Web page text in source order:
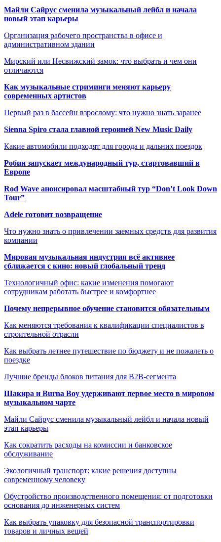
Майли Сайрус сменила музыкальный лейбл и начала
новый этап карьеры
Организация рабочего пространства в офисе и
административном здании
Мирский или Несвижский замок: что выбрать и чем они
отличаются
Как музыкальные стриминги меняют карьеру
современных артистов
Первый раз в бассейн взрослому: что нужно знать заранее
Sienna Spiro стала главной героиней New Music Daily
Какие автомобили подходят для города и дальних поездок
Робин запускает международный тур, стартовавший в
Европе
Rod Wave анонсировал масштабный тур “Don’t Look Down
Tour”
Adele готовит возвращение
Что нужно знать о привлечении заемных средств для развития
компании
Мировая музыкальная индустрия всё активнее
сближается с кино: новый глобальный тренд
Технологичный офис: какие изменения помогают
сотрудникам работать быстрее и комфортнее
Почему непрерывное обучение становится обязательным
Как меняются требования к квалификации специалистов в
строительной отрасли
Как выбрать летнее путешествие по бюджету и не пожалеть о
поездке
Лучшие бренды блоков питания для B2B-сегмента
Шакира и Burna Boy удерживают первое место в мировом
музыкальном чарте
Майли Сайрус сменила музыкальный лейбл и начала новый
этап карьеры
Как сократить расходы на комиссии и банковское
обслуживание
Экологичный транспорт: какие решения доступны
современному человеку
Обустройство производственного помещения: от подготовки
основания до инженерных систем
Как выбрать упаковку для безопасной транспортировки
товаров и личных вещей